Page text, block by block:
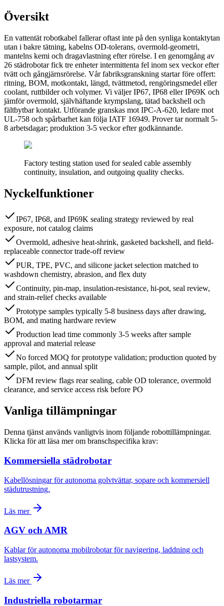
Översikt
En vattentät robotkabel fallerar oftast inte på den synliga kontaktytan
utan i bakre tätning, kabelns OD-tolerans, overmold-geometri,
mantelns kemi och dragavlastning efter rörelse. I en genomgång av
26 städrobotar fick tre enheter intermittenta fel inom sex veckor efter
tvätt och gångjärnsrörelse. Vår fabriksgranskning startar före offert:
ritning, BOM, motkontakt, längd, tvättmetod, rengöringsmedel eller
coolant, ruttbilder och volymer. Vi väljer IP67, IP68 eller IP69K och
jämför overmold, självhäftande krympslang, tätad backshell och
fältbytbar kontakt. Utförande granskas mot IPC-A-620, ledare mot
UL-758 och spårbarhet kan följa IATF 16949. Prover tar normalt 5-
8 arbetsdagar; produktion 3-5 veckor efter godkännande.
Factory testing station used for sealed cable assembly
continuity, insulation, and outgoing quality checks.
Nyckelfunktioner
IP67, IP68, and IP69K sealing strategy reviewed by real
exposure, not catalog claims
Overmold, adhesive heat-shrink, gasketed backshell, and field-
replaceable connector trade-off review
PUR, TPE, PVC, and silicone jacket selection matched to
washdown chemistry, abrasion, and flex duty
Continuity, pin-map, insulation-resistance, hi-pot, seal review,
and strain-relief checks available
Prototype samples typically 5-8 business days after drawing,
BOM, and mating hardware review
Production lead time commonly 3-5 weeks after sample
approval and material release
No forced MOQ for prototype validation; production quoted by
sample, pilot, and annual split
DFM review flags rear sealing, cable OD tolerance, overmold
clearance, and service access risk before PO
Vanliga tillämpningar
Denna tjänst används vanligtvis inom följande robottillämpningar.
Klicka för att läsa mer om branschspecifika krav:
Kommersiella städrobotar
Kabellösningar för autonoma golvtvättar, sopare och kommersiell
städutrustning.
Läs mer
AGV och AMR
Kablar för autonoma mobilrobotar för navigering, laddning och
lastsystem.
Läs mer
Industriella robotarmar